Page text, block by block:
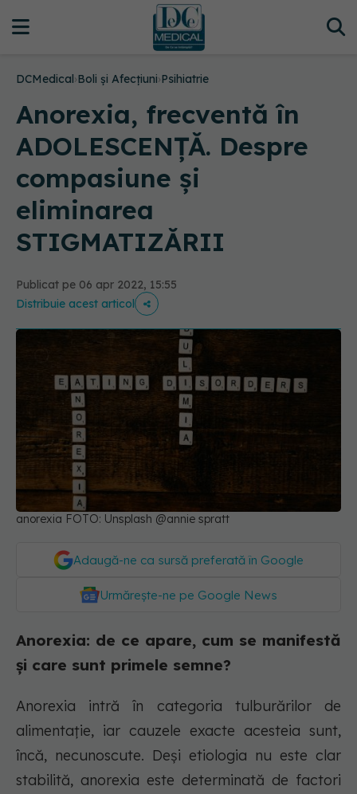
DCMedical›Boli și Afecțiuni›Psihiatrie
Anorexia, frecventă în
ADOLESCENȚĂ. Despre
compasiune și
eliminarea
STIGMATIZĂRII
Publicat pe 06 apr 2022, 15:55
Distribuie acest articol
anorexia FOTO: Unsplash @annie spratt
Adaugă-ne ca sursă preferată în Google
Urmărește-ne pe Google News
Anorexia: de ce apare, cum se manifestă
și care sunt primele semne?
Anorexia intră în categoria tulburărilor de
alimentație, iar cauzele exacte acesteia sunt,
încă, necunoscute. Deși etiologia nu este clar
stabilită, anorexia este determinată de factori